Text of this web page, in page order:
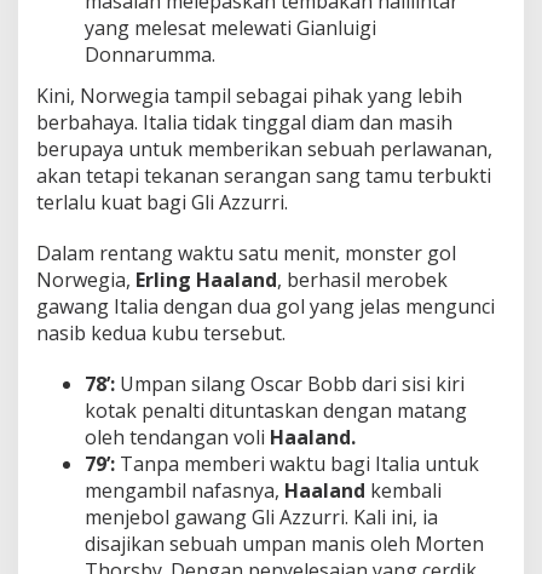
yang melesat melewati Gianluigi
Donnarumma.
Kini, Norwegia tampil sebagai pihak yang lebih
berbahaya. Italia tidak tinggal diam dan masih
berupaya untuk memberikan sebuah perlawanan,
akan tetapi tekanan serangan sang tamu terbukti
terlalu kuat bagi Gli Azzurri.
Dalam rentang waktu satu menit, monster gol
Norwegia, Erling Haaland, berhasil merobek
gawang Italia dengan dua gol yang jelas mengunci
nasib kedua kubu tersebut.
78’: Umpan silang Oscar Bobb dari sisi kiri
kotak penalti dituntaskan dengan matang
oleh tendangan voli Haaland.
79’: Tanpa memberi waktu bagi Italia untuk
mengambil nafasnya, Haaland kembali
menjebol gawang Gli Azzurri. Kali ini, ia
disajikan sebuah umpan manis oleh Morten